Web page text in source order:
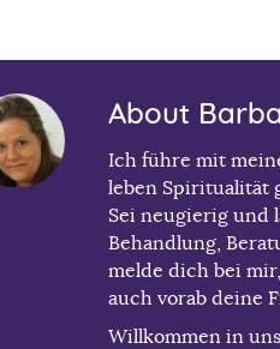
About
Ich führe mit
leben Spiritualität
Sei neugierig und
Behandlung,
melde dich bei
auch vorab deine
Willkommen in